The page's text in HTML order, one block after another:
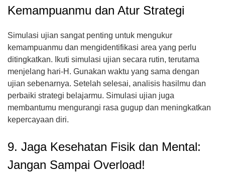
Kemampuanmu dan Atur Strategi
Simulasi ujian sangat penting untuk mengukur
kemampuanmu dan mengidentifikasi area yang perlu
ditingkatkan. Ikuti simulasi ujian secara rutin, terutama
menjelang hari-H. Gunakan waktu yang sama dengan
ujian sebenarnya. Setelah selesai, analisis hasilmu dan
perbaiki strategi belajarmu. Simulasi ujian juga
membantumu mengurangi rasa gugup dan meningkatkan
kepercayaan diri.
9. Jaga Kesehatan Fisik dan Mental:
Jangan Sampai Overload!